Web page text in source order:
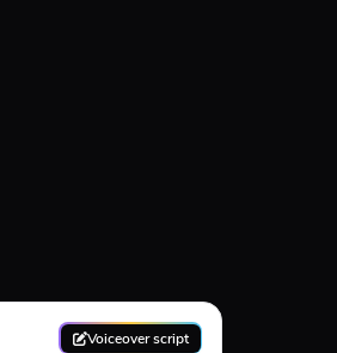
Voiceover script